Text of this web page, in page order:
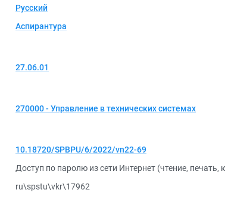
Русский
Аспирантура
27.06.01
270000 - Управление в технических системах
10.18720/SPBPU/6/2022/vn22-69
Доступ по паролю из сети Интернет (чтение, печать,
ru\spstu\vkr\17962